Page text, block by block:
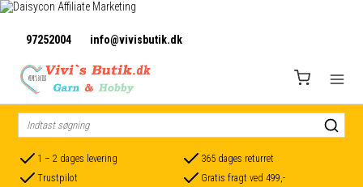
97252004 info@vivisbutik.dk
1 – 2 dages levering
365 dages returret
Trustpilot
Gratis fragt ved 499,-